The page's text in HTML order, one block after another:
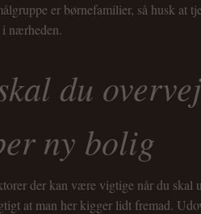
er børnefamilier, så husk at
nærheden.
du
ny bolig
der kan være vigtige når du skal
at man her kigger lidt fremad.